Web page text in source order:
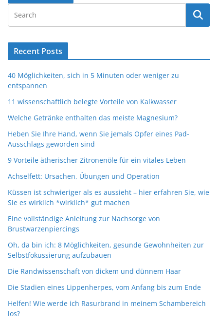
Recent Posts
40 Möglichkeiten, sich in 5 Minuten oder weniger zu
entspannen
11 wissenschaftlich belegte Vorteile von Kalkwasser
Welche Getränke enthalten das meiste Magnesium?
Heben Sie Ihre Hand, wenn Sie jemals Opfer eines Pad-
Ausschlags geworden sind
9 Vorteile ätherischer Zitronenöle für ein vitales Leben
Achselfett: Ursachen, Übungen und Operation
Küssen ist schwieriger als es aussieht – hier erfahren Sie, wie
Sie es wirklich *wirklich* gut machen
Eine vollständige Anleitung zur Nachsorge von
Brustwarzenpiercings
Oh, da bin ich: 8 Möglichkeiten, gesunde Gewohnheiten zur
Selbstfokussierung aufzubauen
Die Randwissenschaft von dickem und dünnem Haar
Die Stadien eines Lippenherpes, vom Anfang bis zum Ende
Helfen! Wie werde ich Rasurbrand in meinem Schambereich
los?